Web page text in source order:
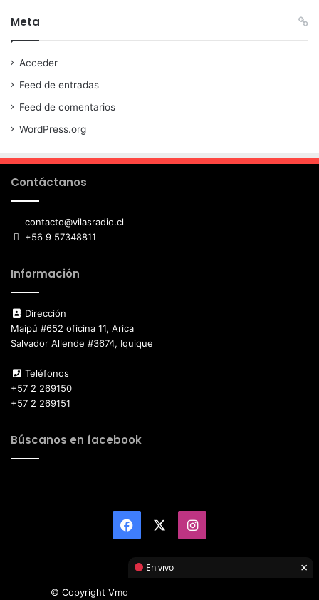
Meta
Acceder
Feed de entradas
Feed de comentarios
WordPress.org
Contáctanos
contacto@vilasradio.cl
+56 9 57348811
Información
Dirección
Maipú #652 oficina 11, Arica
Salvador Allende #3674, Iquique
Teléfonos
+57 2 269150
+57 2 269151
Búscanos en facebook
Facebook Instagram
© Copyright Vmotor TI 2026, All Rights Reserved
En vivo ×